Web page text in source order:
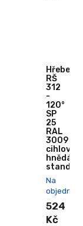
Hřebenáč
RŠ
312
-
120°
SP
25
RAL
3009
cihlově
hnědá
standard
Na
objednání
524
Kč